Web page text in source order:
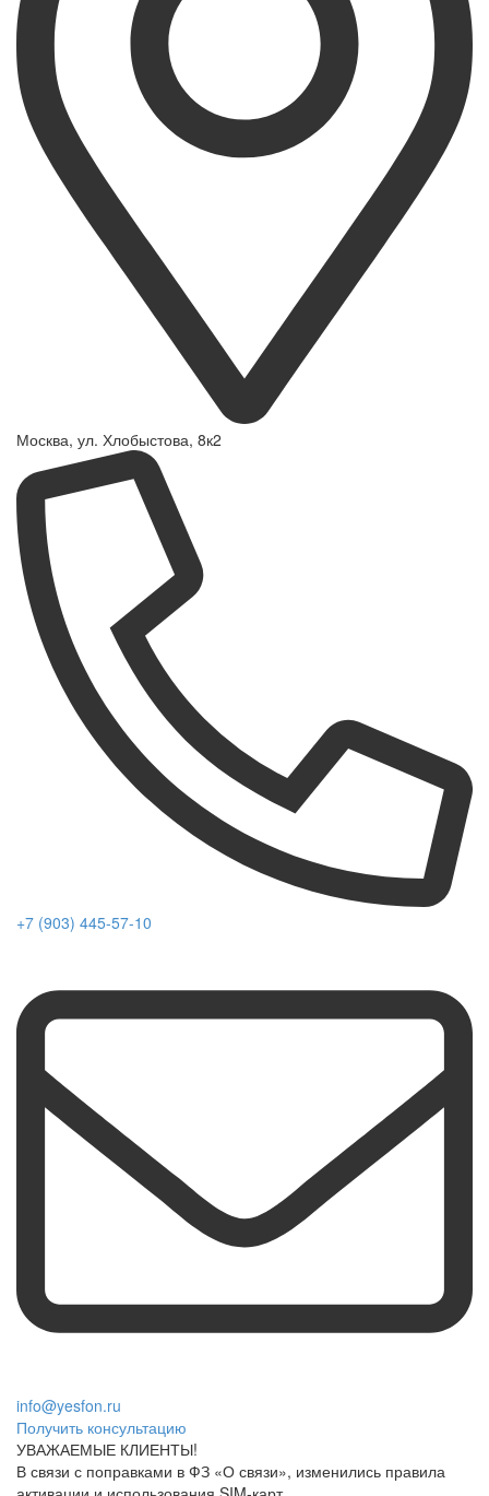
Москва, ул. Хлобыстова, 8к2
+7 (903) 445-57-10
info@yesfon.ru
Получить консультацию
УВАЖАЕМЫЕ КЛИЕНТЫ!
В связи с поправками в ФЗ «О связи», изменились правила